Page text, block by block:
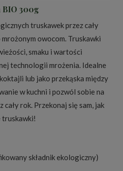
300g
truskawek przez cały
owocom. Truskawki
smaku i wartości
technologii mrożenia. Idealne
lub jako przekąska między
w kuchni i pozwól sobie na
cały rok. Przekonaj się sam, jak
truskawki!
składnik ekologiczny)